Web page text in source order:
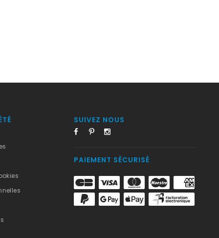
SUIVEZ NOUS
PAIEMENT SÉCURISÉ